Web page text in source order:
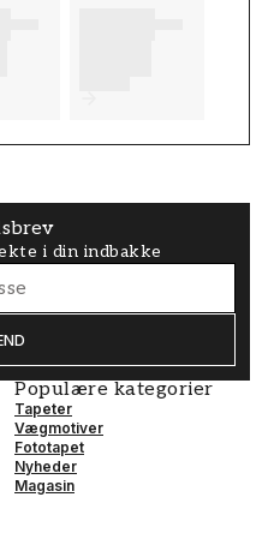
i din indbakke
Populære kategorier
Tapeter
Vægmotiver
Fototapet
Nyheder
Magasin